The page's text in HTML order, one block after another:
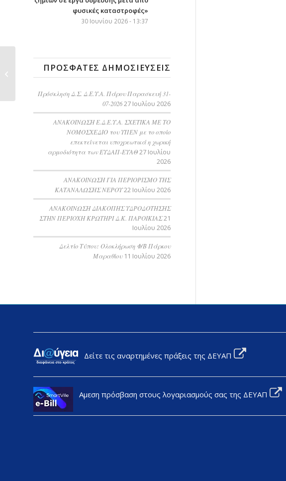
φυσικές καταστροφές»
30 Ιουνίου 2026 - 13:37
ΠΡΌΣΦΑΤΕΣ ΔΗΜΟΣΙΕΎΣΕΙΣ
Πρόσκληση Δ.Σ. Δ.Ε.Υ.Α. Πάρου Παρασκευή 31-
07-202627 Ιουλίου 2026
ΑΝΑΚΟΙΝΩΣΗ Ε.Δ.Ε.Υ.Α. ΣΧΕΤΙΚΑ ΜΕ ΤΟ
ΝΟΜΟΣΧΕΔΙΟ του ΥΠΕΝ με το οποίο
επεκτείνεται υποχρεωτικά η χωρική
αρμοδιότητα των ΕΥΔΑΠ-ΕΥΑΘ27 Ιουλίου
2026
ΑΝΑΚΟΙΝΩΣΗ ΓΙΑ ΠΕΡΙΟΡΙΣΜΟ ΤΗΣ
ΚΑΤΑΝΑΛΩΣΗΣ ΝΕΡΟΥ22 Ιουλίου 2026
AΝΑΚΟΙΝΩΣΗ ΔΙΑΚΟΠΗΣ ΥΔΡΟΔΟΤΗΣΗΣ
ΣΤΗΝ ΠΕΡΙΟΧΗ ΚΡΩΤΗΡΙ Δ.Κ. ΠΑΡΟΙΚΙΑΣ21
Ιουλίου 2026
Δελτίο Τύπου: Ολοκλήρωση Φ/Β Πάρκου
Μαραθίου 11 Ιουλίου 2026
Δείτε τις αναρτημένες πράξεις της ΔΕΥΑΠ
Αμεση πρόσβαση στους λογαριασμούς σας της ΔΕΥΑΠ
ΕΚΤΕΛΕΣΗΣ ΕΡΓΑΣΙΩΝ